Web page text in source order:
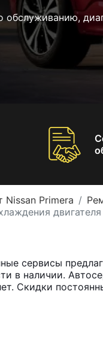
обслуживанию,
Nissan Primera
сервисы
в наличии.
Скидки